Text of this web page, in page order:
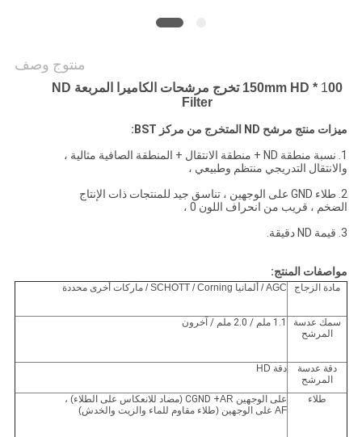
منتوج وصف
1
00 * 150mm HD تخرج مرشحات الكاميرا المربعة ND
Filter
ميزات منتج مرشح ND المتخرج من مركز BST:
1. نسبة منطقة ND + منطقة الانتقال + المنطقة الصافية مثالية ،
والانتقال التدريجي منتظم وطبيعي ،
2. طلاء GND على الوجهين ، تناسق جيد للمنتجات ذات الإنتاج
الضخم ، قريب من انحراف اللون 0 ،
3. قيمة ND دقيقة.
مواصفات المنتج:
مادة الزجاج AGC / ألمانيا SCHOTT / Corning / ماركات أخرى محددة
سمك عدسة
المرشح
1.1 ملم / 2.0 ملم / آخرون
دقة عدسة
المرشح
دقة HD
طلاء على الوجهين CGND + AR (مضاد للانعكاس على الطلاء) ،
AF على الوجهين (طلاء مقاوم للماء والزيت والخدش)